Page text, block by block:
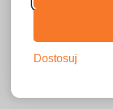
Dostosuj